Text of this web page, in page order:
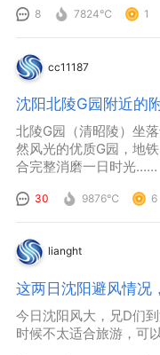
8 7824℃ 1
cc11187
沈阳北陵G园附近的
北陵G园（清昭陵）坐
然风光的优质G园，地
合完整消磨一日时光……
30 9876℃ 6
lianght
这两日沈阳避风情况
今日沈阳风大，兄D们
时候不太适合旅游，可